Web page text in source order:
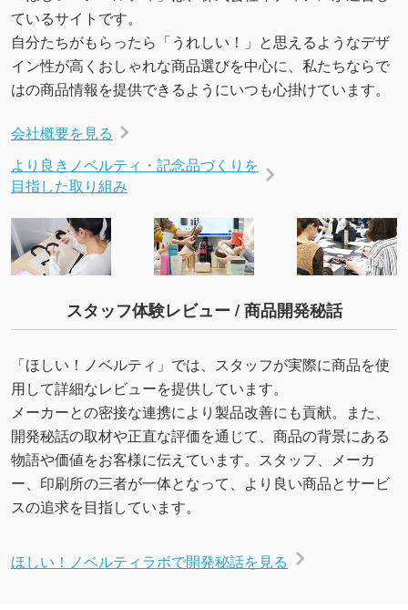
→詳しく見る
ているサイトです。
自分たちがもらったら「うれしい！」と思えるようなデザ
イン性が高くおしゃれな商品選びを中心に、私たちならで
はの商品情報を提供できるようにいつも心掛けています。
会社概要を見る
より良きノベルティ・記念品づくりを
目指した取り組み
スタッフ体験レビュー / 商品開発秘話
「ほしい！ノベルティ」では、スタッフが実際に商品を使
用して詳細なレビューを提供しています。
メーカーとの密接な連携により製品改善にも貢献。また、
開発秘話の取材や正直な評価を通じて、商品の背景にある
物語や価値をお客様に伝えています。スタッフ、メーカ
ー、印刷所の三者が一体となって、より良い商品とサービ
スの追求を目指しています。
ほしい！ノベルティラボで開発秘話を見る